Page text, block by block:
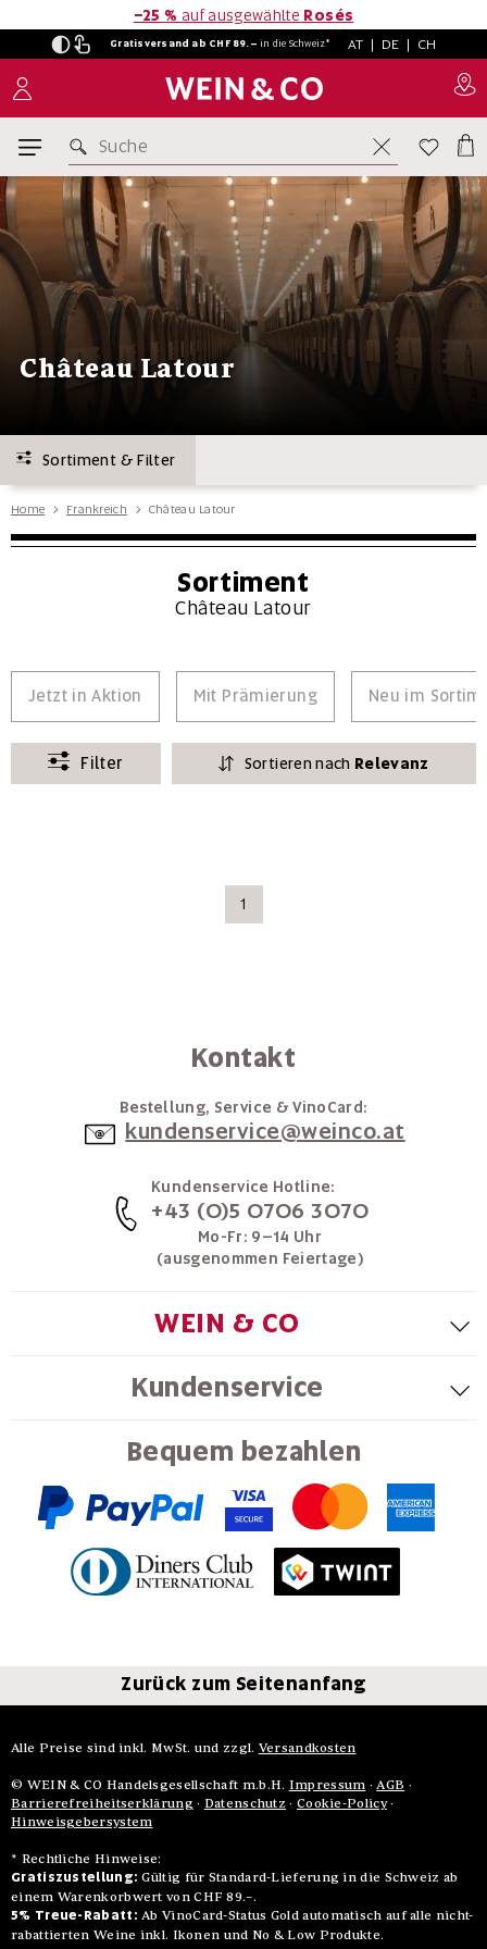
−25 % auf ausgewählte Rosés
Gratisversand ab CHF 89.– in die Schweiz* AT | DE | CH
Suche
Château Latour
Sortiment & Filter
Home Frankreich Château Latour
Sortiment
Château Latour
Jetzt in Aktion Mit Prämierung Neu im
Filter Sortieren nach Relevanz
1
Kontakt
Bestellung, Service & VinoCard:
kundenservice@weinco.at
Kundenservice Hotline:
+43 (0)5 0706 3070
Mo-Fr: 9–14 Uhr
(ausgenommen Feiertage)
WEIN & CO
Kundenservice
Bequem bezahlen
Zurück zum Seitenanfang
Alle Preise sind inkl. MwSt. und zzgl. Versandkosten
© WEIN & CO Handelsgesellschaft m.b.H. Impressum · AGB ·
Barrierefreiheitserklärung · Datenschutz · Cookie-Policy·
Hinweisgebersystem
* Rechtliche Hinweise:
Gratiszustellung: Gültig für Standard-Lieferung in die Schweiz ab
einem Warenkorbwert von CHF 89.–.
5% Treue-Rabatt: Ab VinoCard-Status Gold automatisch auf alle nicht-
rabattierten Weine inkl. Ikonen und No & Low Produkte.